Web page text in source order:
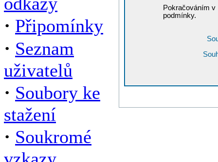
· Připomínky
· Seznam
uživatelů
· Soubory ke
stažení
· Soukromé
Pokračováním v
podmínky.